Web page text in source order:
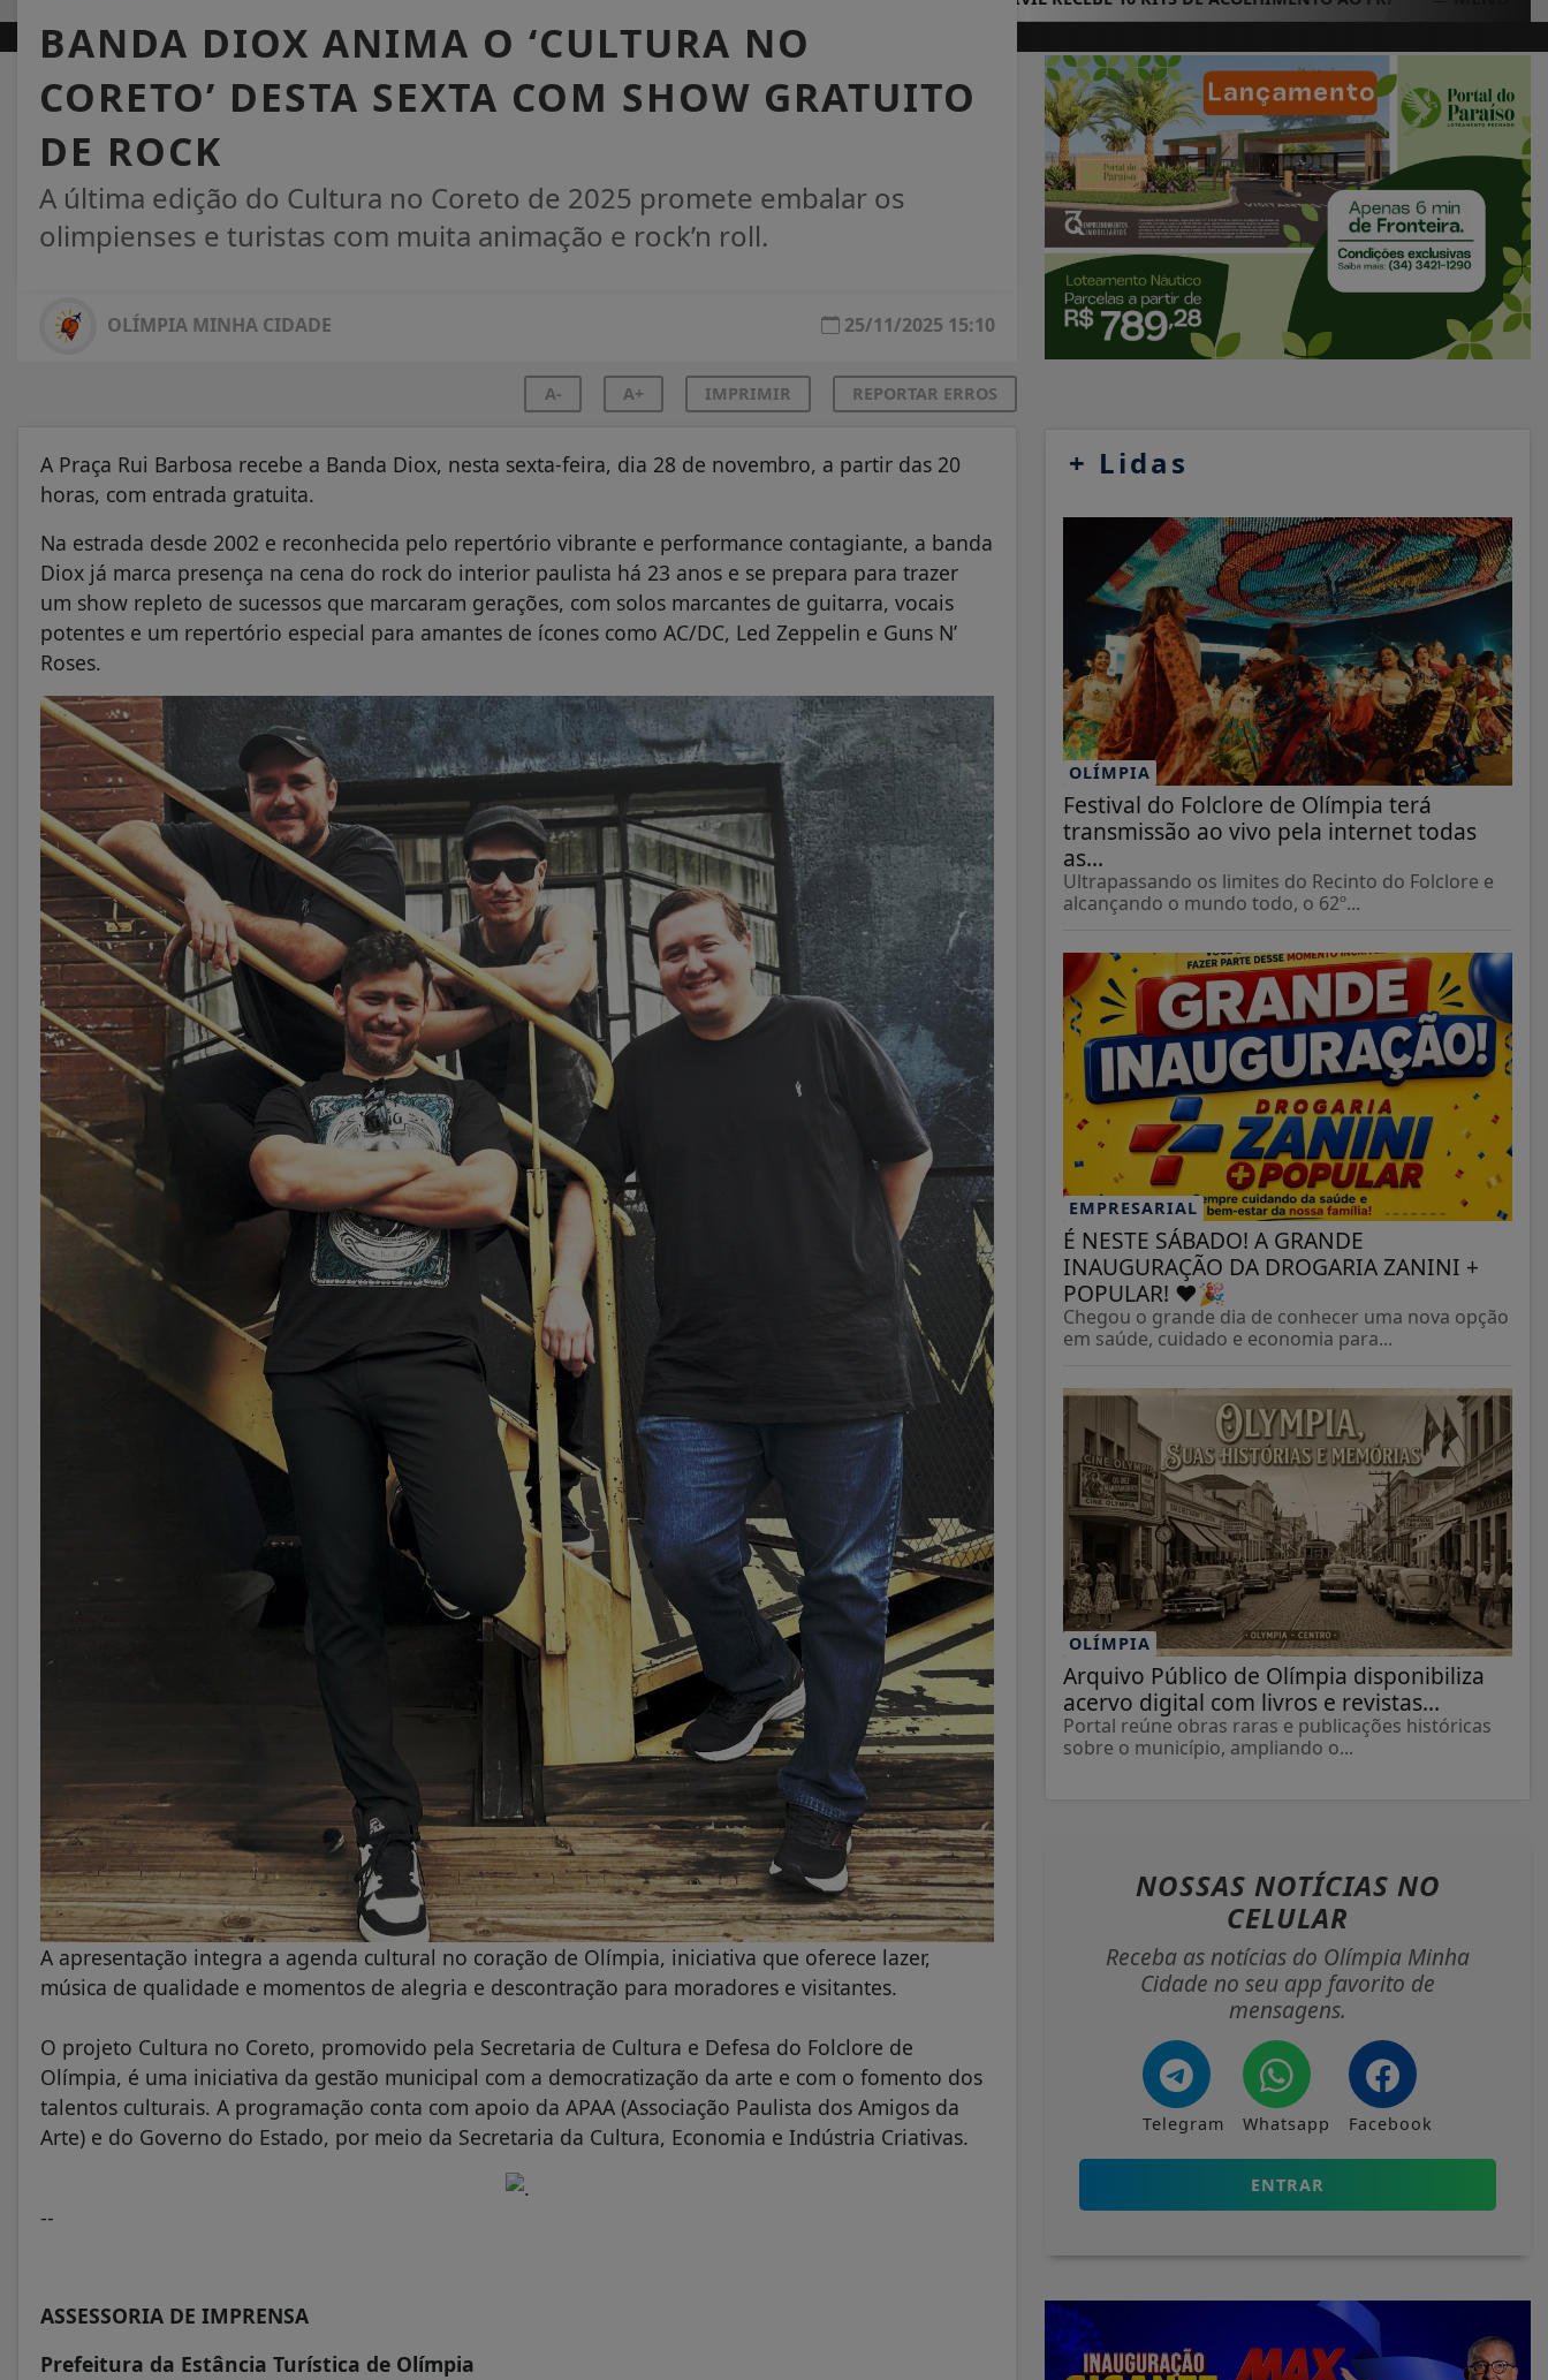
BANDA DIOX ANIMA O ‘CULTURA NO
CORETO’ DESTA SEXTA COM SHOW GRATUITO
DE ROCK
A última edição do Cultura no Coreto de 2025 promete embalar os
olimpienses e turistas com muita animação e rock’n roll.
OLÍMPIA MINHA CIDADE 25/11/2025 15:10
A- A+ IMPRIMIR REPORTAR ERROS
A Praça Rui Barbosa recebe a Banda Diox, nesta sexta-feira, dia 28 de novembro, a partir das 20
horas, com entrada gratuita.
Na estrada desde 2002 e reconhecida pelo repertório vibrante e performance contagiante, a banda
Diox já marca presença na cena do rock do interior paulista há 23 anos e se prepara para trazer
um show repleto de sucessos que marcaram gerações, com solos marcantes de guitarra, vocais
potentes e um repertório especial para amantes de ícones como AC/DC, Led Zeppelin e Guns N’
Roses.
A apresentação integra a agenda cultural no coração de Olímpia, iniciativa que oferece lazer,
música de qualidade e momentos de alegria e descontração para moradores e visitantes.
O projeto Cultura no Coreto, promovido pela Secretaria de Cultura e Defesa do Folclore de
Olímpia, é uma iniciativa da gestão municipal com a democratização da arte e com o fomento dos
talentos culturais. A programação conta com apoio da APAA (Associação Paulista dos Amigos da
Arte) e do Governo do Estado, por meio da Secretaria da Cultura, Economia e Indústria Criativas.
--
ASSESSORIA DE IMPRENSA
Prefeitura da Estância Turística de Olímpia
+ Lidas
OLÍMPIA
Festival do Folclore de Olímpia terá
transmissão ao vivo pela internet todas
as...
Ultrapassando os limites do Recinto do Folclore e
alcançando o mundo todo, o 62º...
EMPRESARIAL
É NESTE SÁBADO! A GRANDE
INAUGURAÇÃO DA DROGARIA ZANINI +
POPULAR! ❤️🎉
Chegou o grande dia de conhecer uma nova opção
em saúde, cuidado e economia para...
OLÍMPIA
Arquivo Público de Olímpia disponibiliza
acervo digital com livros e revistas...
Portal reúne obras raras e publicações históricas
sobre o município, ampliando o...
NOSSAS NOTÍCIAS NO
CELULAR
Receba as notícias do Olímpia Minha
Cidade no seu app favorito de
mensagens.
Telegram Whatsapp Facebook
ENTRAR